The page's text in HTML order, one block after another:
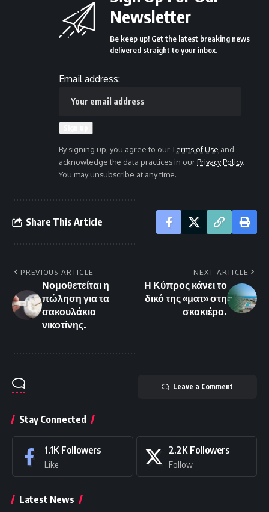
Newsletter
Be keep up! Get the latest breaking news
delivered straight to your inbox.
Email address:
By signing up, you agree to ourTerms of Use and
acknowledge the data practices in ourPrivacy Policy.
You may unsubscribe at any time.
Share This Article
PREVIOUS ARTICLE
Νομοθετείται η
πώληση για τα
σακουλάκια
νικοτίνης.
NEXT ARTICLE
Η Κύπρος κάνει το
δικό της «ματ» στη
σκακιέρα.
Leave a Comment
Stay Connected
1.1K Followers
Like
2.2K Followers
Follow
Latest News